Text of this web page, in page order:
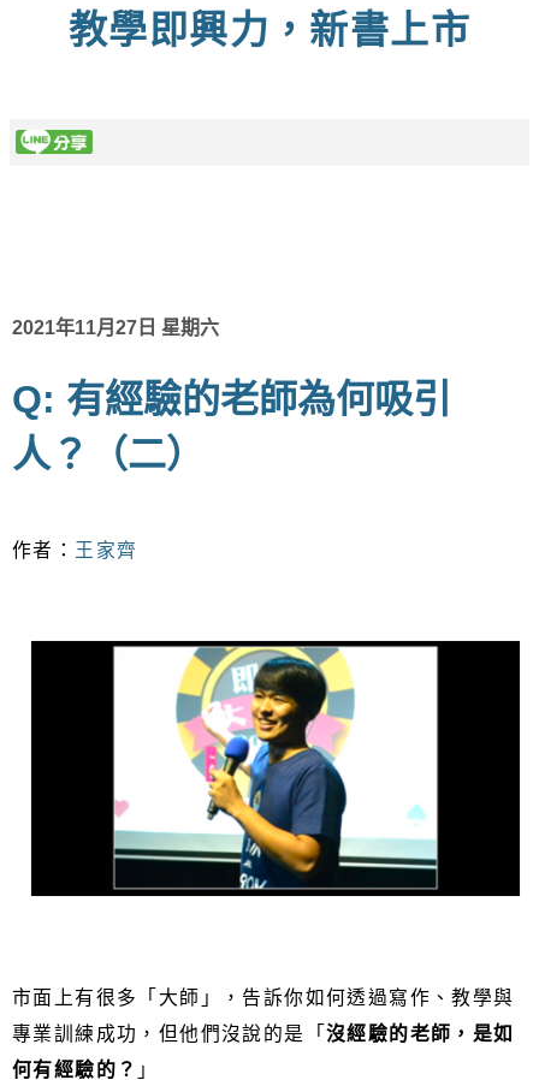
教學即興力，新書上市
2021年11月27日 星期六
Q: 有經驗的老師為何吸引
人？（二）
作者： 王家齊
市面上有很多「大師」，告訴你如何透過寫作、教學與
專業訓練成功，但他們沒說的是「 沒經驗的老師，是如
何有經驗的？ 」